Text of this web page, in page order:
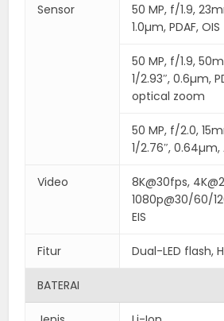
Sensor
50 MP, f/1.9,
1.0µm, PDAF, OIS
50 MP, f/1.9,
1/2.93″, 0.6µm,
optical zoom
50 MP, f/2.0,
1/2.76″, 0.64µm,
Video
8K@30fps,
1080p@30/60/
EIS
Fitur Dual-LED flash,
BATERAI